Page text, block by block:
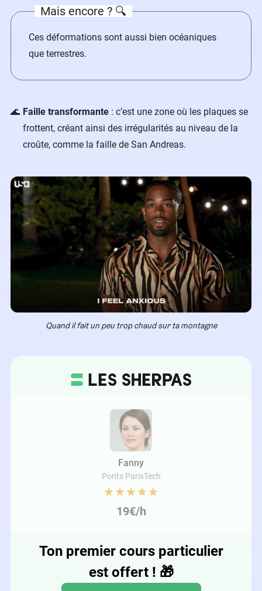
Mais encore ? 🔍
Ces déformations sont aussi bien océaniques
que terrestres.
Faille transformante : c’est une zone où les plaques se
frottent, créant ainsi des irrégularités au niveau de la
croûte, comme la faille de San Andreas.
Quand il fait un peu trop chaud sur ta montagne
Fanny
Ponts ParisTech
19€/h
Ton premier cours particulier
est offert ! 🎁